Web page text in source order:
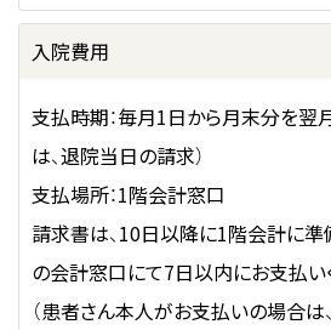
入院費用
支払時期：毎月1日から月末分を翌
は、退院当日の請求）
支払場所：1階会計窓口
請求書は、10日以降に1階会計に準
の会計窓口にて7日以内にお支払い
（患者さん本人がお支払いの場合は